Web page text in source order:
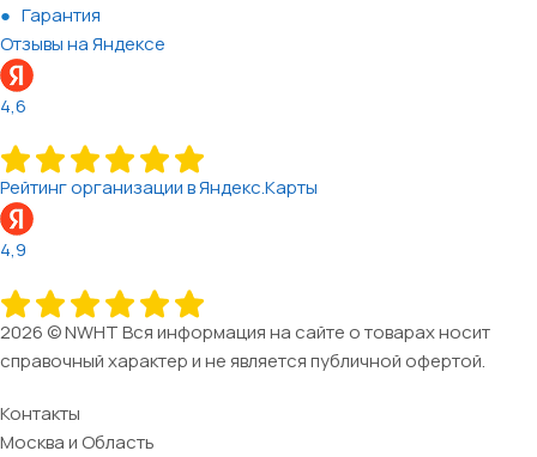
Гарантия
Отзывы на Яндексе
4,6
Рейтинг организации в Яндекс.Карты
4,9
2026 © NWHT Вся информация на сайте о товарах носит
справочный характер и не является публичной офертой.
Контакты
Москва и Область